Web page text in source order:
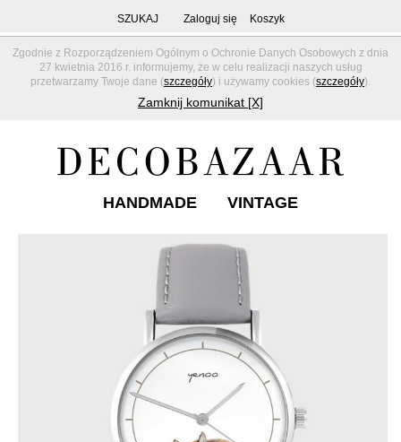
Zgodnie z Rozporządzeniem Ogólnym o Ochronie Danych Osobowych z dnia
27 kwietnia 2016 r. informujemy, że w celu realizacji naszych usług
przetwarzamy Twoje dane (szczegóły) i używamy cookies (szczegóły).
Zamknij komunikat [X]
SZUKAJ Zaloguj się Koszyk
HANDMADE VINTAGE